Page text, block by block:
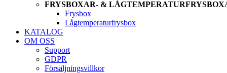
FRYSBOXAR- &
Frysbox
Lågtemperaturfrysbox
KATALOG
OM OSS
Support
GDPR
Försäljningsvillkor